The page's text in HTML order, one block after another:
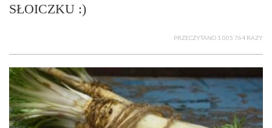
SŁOICZKU :)
PRZECZYTANO 1 005 764 RAZY